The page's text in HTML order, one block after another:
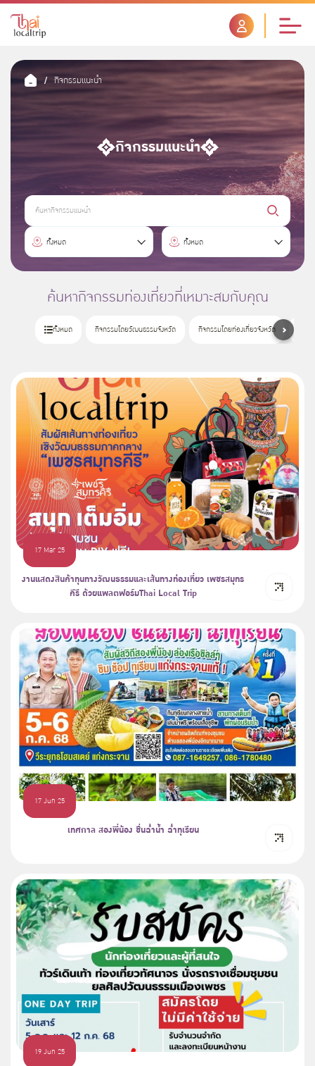
กิจกรรมแนะนำ
กิจกรรมแนะนำ
ค้
ห
จั
ห
วั
ทั้งหมด
อำ
ภ
อ
ทั้งหมด
ค้นหากิจกรรมท่องเที่ยวที่เหมาะสมกับคุณ
ทั้งหมด กิจกรรมโดยวัฒนธรรมจังหวัด กิจกรรมโดยท่องเที่ยวจังหวัด
17 Mar 25
งานแสดงสินค้าทุนทางวัฒนธรรมและเส้นทางท่องเที่ยว เพชรสมุทร
คีรี ด้วยแพลตฟอร์มThai Local Trip
17 Jun 25
เทศกาล สองพี่น้อง ชื่นฉ่ำน้ำ ฉ่ำทุเรียน
19 Jun 25